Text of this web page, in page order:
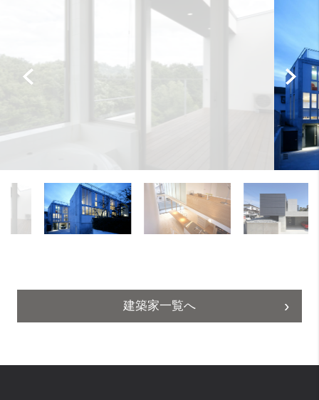
建築家一覧へ